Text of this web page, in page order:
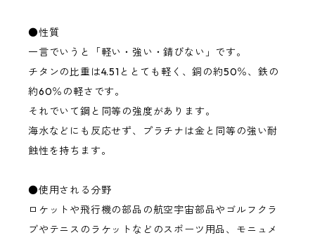
●性質
一言でいうと「軽い・強い・錆びない」です。
チタンの比重は4.51ととても軽く、銅の約50％、鉄の
約60％の軽さです。
それでいて鋼と同等の強度があります。
海水などにも反応せず、プラチナは金と同等の強い耐
蝕性を持ちます。
●使用される分野
ロケットや飛行機の部品の航空宇宙部品やゴルフクラ
ブやテニスのラケットなどのスポーツ用品、モニュメ